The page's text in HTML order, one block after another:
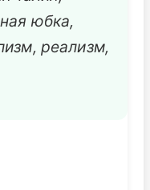
юбка,
реализм,